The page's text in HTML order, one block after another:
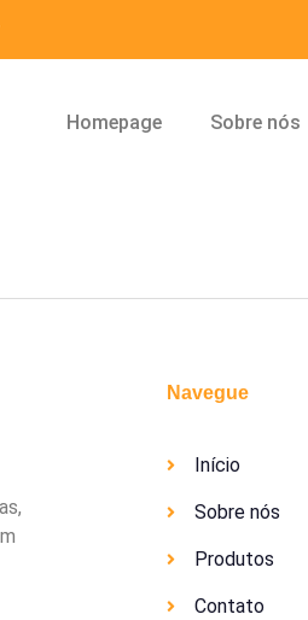
Homepage Sobre nós
Navegue
Início
Sobre nós
Produtos
Contato